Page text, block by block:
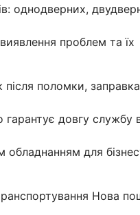
однодверних,
проблем та їх
поломки,
довгу службу
для
Нова